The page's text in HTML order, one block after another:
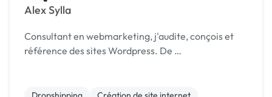
Alex Sylla
Consultant en webmarketing, j'audite, conçois et
référence des sites Wordpress. De …